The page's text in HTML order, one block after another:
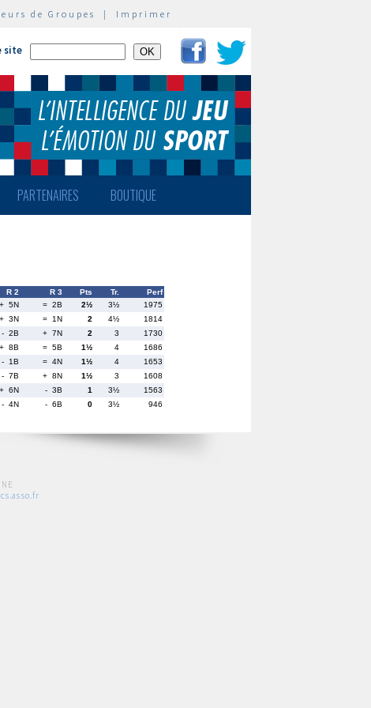
de Groupes | Imprimer
site
PARTENAIRES BOUTIQUE
R 2 R 3 Pts Tr.
Perf
+ 5N = 2B 2½ 3½
1975
+ 3N = 1N 2 4½
1814
- 2B + 7N 2 3
1730
+ 8B = 5B 1½ 4
1686
- 1B = 4N 1½ 4
1653
- 7B + 8N 1½ 3
1608
+ 6N - 3B 1 3½
1563
- 4N - 6B 0 3½ 946